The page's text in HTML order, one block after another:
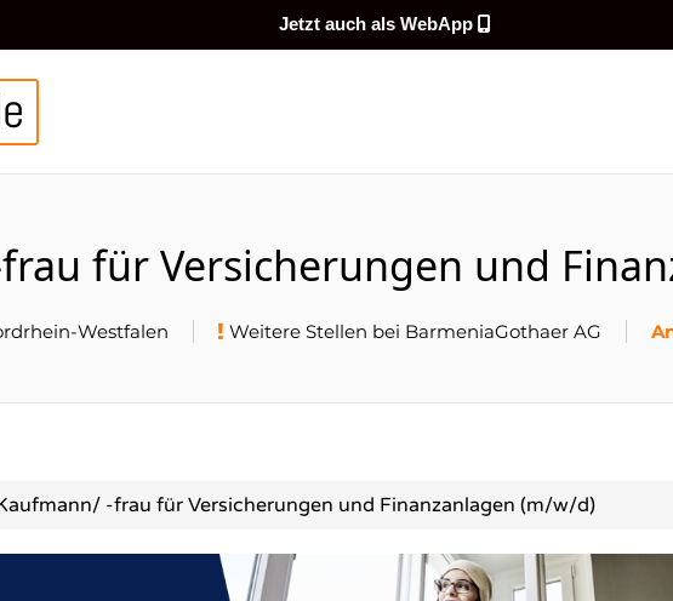
Jetzt auch als WebApp
für Versicherungen und
Westfalen Weitere Stellen bei BarmeniaGothaer AG
-frau für Versicherungen und Finanzanlagen (m/w/d)